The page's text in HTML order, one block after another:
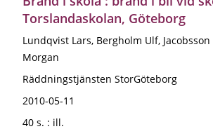
Torslandaskolan, Göteborg
Lundqvist Lars, Bergholm Ulf,
Morgan
Räddningstjänsten StorGöteborg
2010-05-11
40 s. : ill.